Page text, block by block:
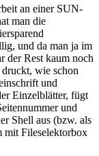
an einer SUN-
man die
und da man ja im
der Rest kaum noch
wie schon
und
Einzelblätter, fügt
und
Shell aus (bzw. als
mit Fileselektorbox